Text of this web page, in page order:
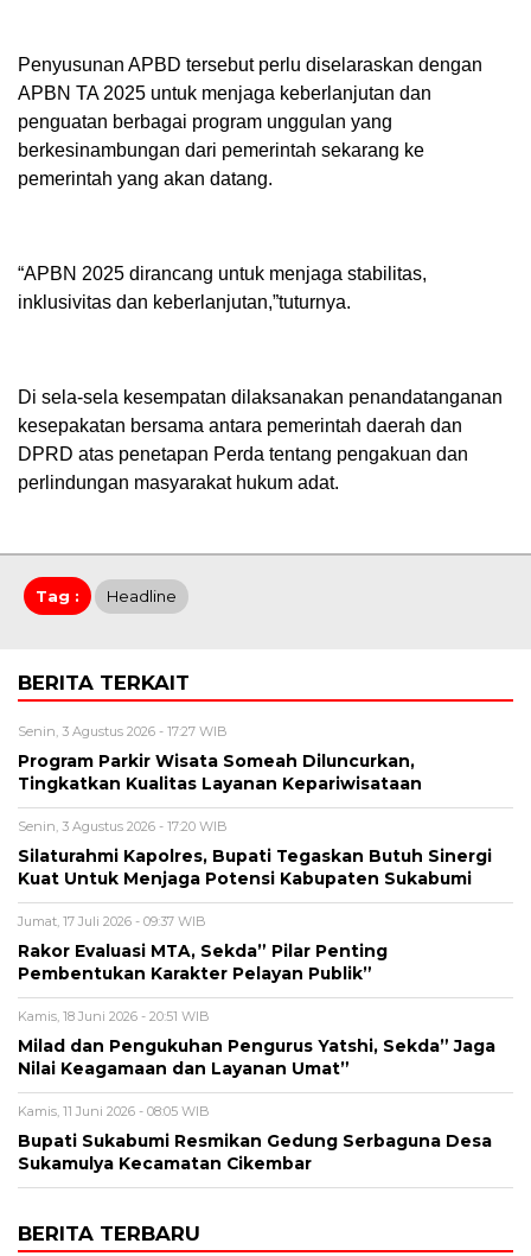
Penyusunan APBD tersebut perlu diselaraskan dengan
APBN TA 2025 untuk menjaga keberlanjutan dan
penguatan berbagai program unggulan yang
berkesinambungan dari pemerintah sekarang ke
pemerintah yang akan datang.
“APBN 2025 dirancang untuk menjaga stabilitas,
inklusivitas dan keberlanjutan,”tuturnya.
Di sela-sela kesempatan dilaksanakan penandatanganan
kesepakatan bersama antara pemerintah daerah dan
DPRD atas penetapan Perda tentang pengakuan dan
perlindungan masyarakat hukum adat.
Tag : Headline
BERITA TERKAIT
Senin, 3 Agustus 2026 - 17:27 WIB
Program Parkir Wisata Someah Diluncurkan,
Tingkatkan Kualitas Layanan Kepariwisataan
Senin, 3 Agustus 2026 - 17:20 WIB
Silaturahmi Kapolres, Bupati Tegaskan Butuh Sinergi
Kuat Untuk Menjaga Potensi Kabupaten Sukabumi
Jumat, 17 Juli 2026 - 09:37 WIB
Rakor Evaluasi MTA, Sekda” Pilar Penting
Pembentukan Karakter Pelayan Publik”
Kamis, 18 Juni 2026 - 20:51 WIB
Milad dan Pengukuhan Pengurus Yatshi, Sekda” Jaga
Nilai Keagamaan dan Layanan Umat”
Kamis, 11 Juni 2026 - 08:05 WIB
Bupati Sukabumi Resmikan Gedung Serbaguna Desa
Sukamulya Kecamatan Cikembar
BERITA TERBARU